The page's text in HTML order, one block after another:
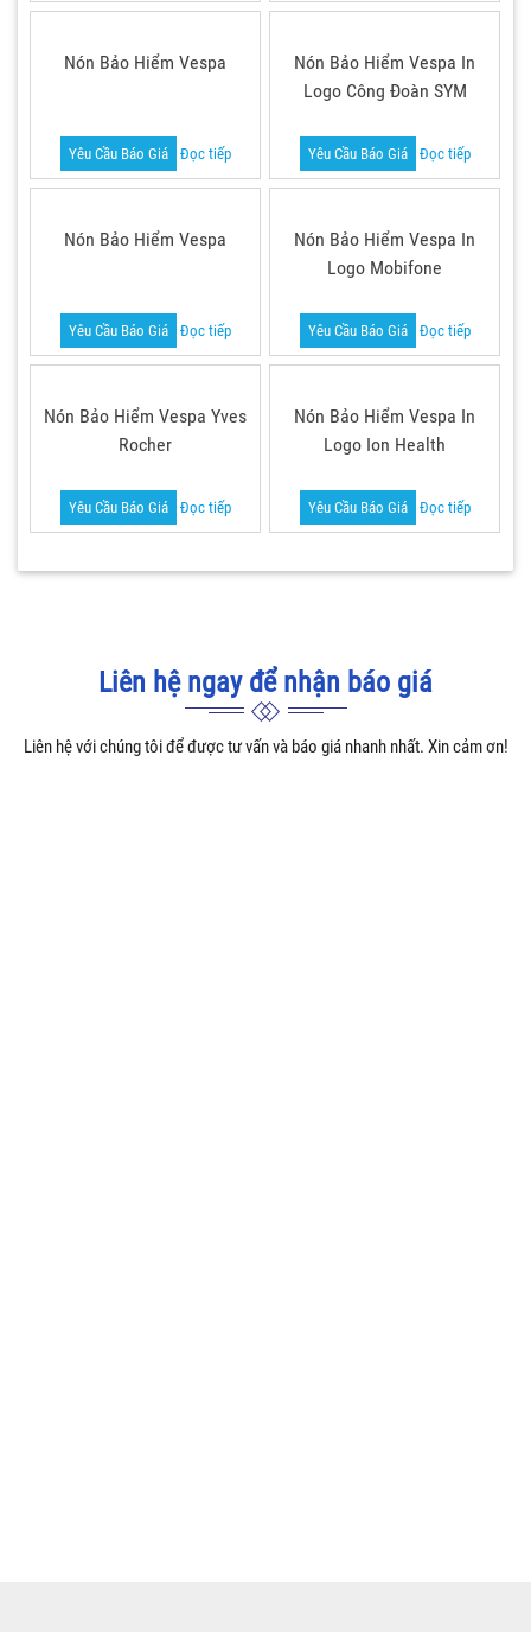
Nón Bảo Hiểm Vespa
Yêu Cầu Báo Giá Đọc tiếp
Nón Bảo Hiểm Vespa In
Logo Công Đoàn SYM
Yêu Cầu Báo Giá Đọc tiếp
Nón Bảo Hiểm Vespa
Yêu Cầu Báo Giá Đọc tiếp
Nón Bảo Hiểm Vespa In
Logo Mobifone
Yêu Cầu Báo Giá Đọc tiếp
Nón Bảo Hiểm Vespa Yves
Rocher
Yêu Cầu Báo Giá Đọc tiếp
Nón Bảo Hiểm Vespa In
Logo Ion Health
Yêu Cầu Báo Giá Đọc tiếp
Liên hệ ngay để nhận báo giá
Liên hệ với chúng tôi để được tư vấn và báo giá nhanh nhất. Xin cảm ơn!